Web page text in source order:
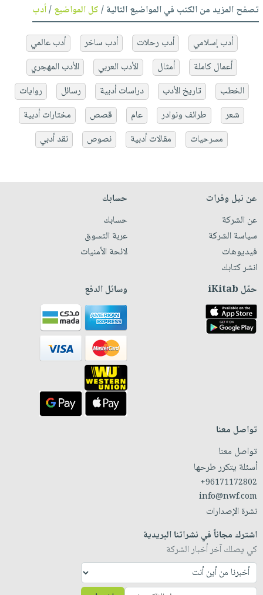
تصفح المزيد من الكتب في المواضيع التالية /كل المواضيع/أدب
أدب إسلامي أدب رحلات أدب ساخر
أدب عالمي
أعمال كاملة
أمثال الأدب العربي
الأدب المهجري
الخطب
تاريخ الأدب دراسات أدبية رسائل
روايات
شعر
طرائف ونوادر عام قصص
مختارات أدبية
مسرحيات
مقالات أدبية نصوص نقد أدبي
عن نيل وفرات
عن الشركة
سياسة الشركة
فيديوهات
انشر كتابك
حسابك
حسابك
عربة التسوق
لائحة الأمنيات
حمّل iKitab وسائل الدفع
تواصل معنا
تواصل معنا
أسئلة يتكرر طرحها
+96171172802
info@nwf.com
نشرة الإصدارات
اشترك مجاناً في نشراتنا البريدية
كي يصلك آخر أخبار الشركة